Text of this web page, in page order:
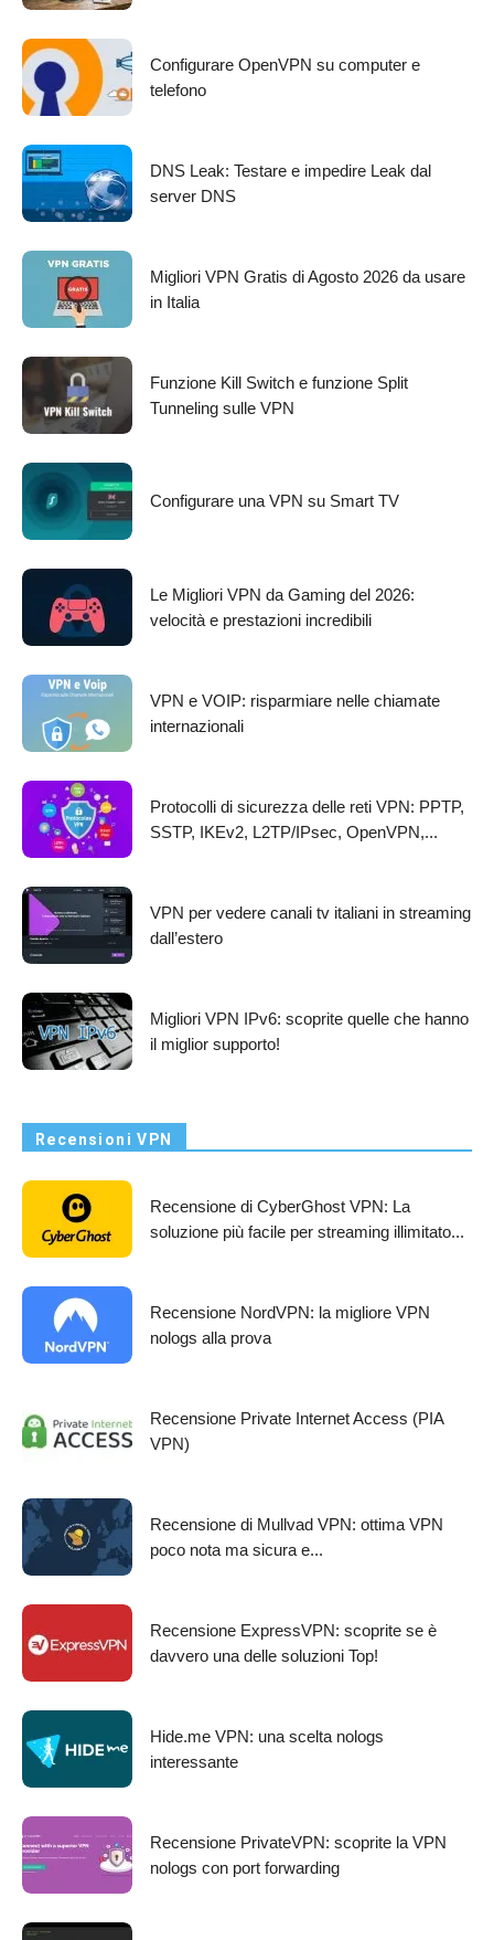
Configurare OpenVPN su computer e
telefono
DNS Leak: Testare e impedire Leak dal
server DNS
Migliori VPN Gratis di Agosto 2026 da usare
in Italia
Funzione Kill Switch e funzione Split
Tunneling sulle VPN
Configurare una VPN su Smart TV
Le Migliori VPN da Gaming del 2026:
velocità e prestazioni incredibili
VPN e VOIP: risparmiare nelle chiamate
internazionali
Protocolli di sicurezza delle reti VPN: PPTP,
SSTP, IKEv2, L2TP/IPsec, OpenVPN,...
VPN per vedere canali tv italiani in streaming
dall’estero
Migliori VPN IPv6: scoprite quelle che hanno
il miglior supporto!
Recensioni VPN
Recensione di CyberGhost VPN: La
soluzione più facile per streaming illimitato...
Recensione NordVPN: la migliore VPN
nologs alla prova
Recensione Private Internet Access (PIA
VPN)
Recensione di Mullvad VPN: ottima VPN
poco nota ma sicura e...
Recensione ExpressVPN: scoprite se è
davvero una delle soluzioni Top!
Hide.me VPN: una scelta nologs
interessante
Recensione PrivateVPN: scoprite la VPN
nologs con port forwarding